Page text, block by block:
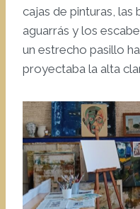
cajas de pinturas,
aguarrás y los
un estrecho pasillo
proyectaba la alta